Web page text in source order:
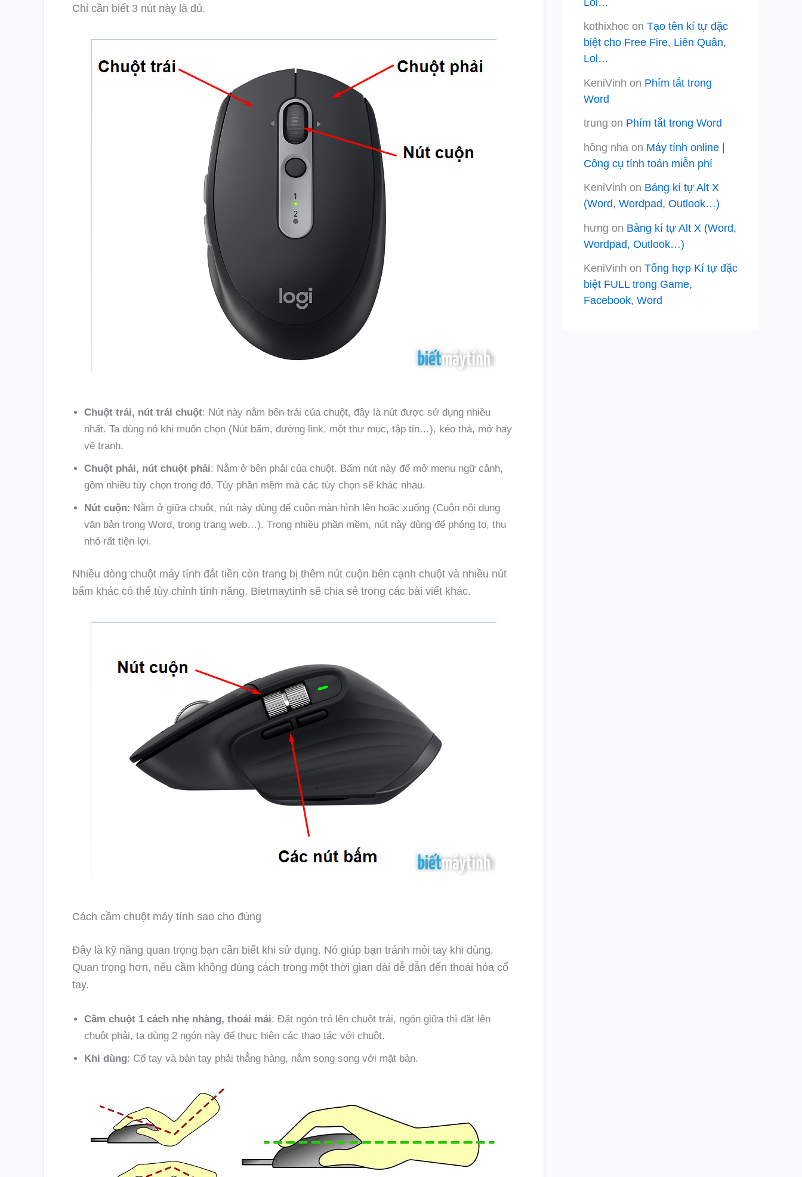
Chỉ cần biết 3 nút này là đủ.
Chuột trái, nút trái chuột: Nút này nằm bên trái của chuột, đây là nút được sử dụng nhiều
nhất. Ta dùng nó khi muốn chọn (Nút bấm, đường link, một thư mục, tập tin…), kéo thả, mở hay
vẽ tranh.
Chuột phải, nút chuột phải: Nằm ở bên phải của chuột. Bấm nút này để mở menu ngữ cảnh,
gồm nhiều tùy chọn trong đó. Tùy phần mềm mà các tùy chọn sẽ khác nhau.
Nút cuộn: Nằm ở giữa chuột, nút này dùng để cuộn màn hình lên hoặc xuống (Cuộn nội dung
văn bản trong Word, trong trang web…). Trong nhiều phần mềm, nút này dùng để phóng to, thu
nhỏ rất tiện lợi.
Nhiều dòng chuột máy tính đắt tiền còn trang bị thêm nút cuộn bên cạnh chuột và nhiều nút
bấm khác có thể tùy chỉnh tính năng. Bietmaytinh sẽ chia sẻ trong các bài viết khác.
Cách cầm chuột máy tính sao cho đúng
Đây là kỹ năng quan trọng bạn cần biết khi sử dụng. Nó giúp bạn tránh mỏi tay khi dùng.
Quan trọng hơn, nếu cầm không đúng cách trong một thời gian dài dễ dẫn đến thoái hóa cổ
tay.
Cầm chuột 1 cách nhẹ nhàng, thoải mái: Đặt ngón trỏ lên chuột trái, ngón giữa thì đặt lên
chuột phải, ta dùng 2 ngón này để thực hiện các thao tác với chuột.
Khi dùng: Cổ tay và bàn tay phải thẳng hàng, nằm song song với mặt bàn.
kothixhoc on Tạo tên kí tự đặc
biệt cho Free Fire, Liên Quân,
Lol…
KeniVinh on Phím tắt trong
Word
trung on Phím tắt trong Word
hông nha on Máy tính online |
Công cụ tính toán miễn phí
KeniVinh on Bảng kí tự Alt X
(Word, Wordpad, Outlook…)
hưng on Bảng kí tự Alt X (Word,
Wordpad, Outlook…)
KeniVinh on Tổng hợp Kí tự đặc
biệt FULL trong Game,
Facebook, Word